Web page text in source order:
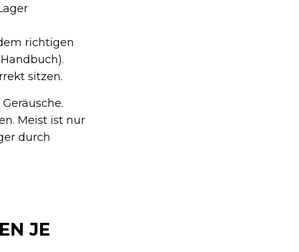
richtigen
sitzen.
Meist ist nur
durch
JE